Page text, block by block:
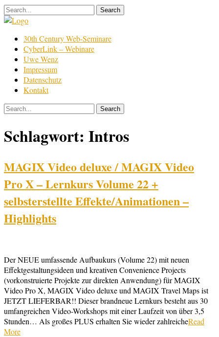
Skip
to
Film
Bearbeitung
30th Century Web-Seminare
CyberLink – Webinare
Uwe Wenz
Impressum
Datenschutz
Kontakt
Schlagwort: Intros
MAGIX Video deluxe / MAGIX Video
Pro X – Lernkurs Volume 22 +
selbsterstellte Effekte/Animationen –
Highlights
Der NEUE umfassende Aufbaukurs (Volume 22) mit neuen
Effektgestaltungsideen und kreativen Convenience Projects
(vorkonstruierte Projekte zur direkten Anwendung) für MAGIX
Video Pro X, MAGIX Video deluxe und MAGIX Travel Maps ist
JETZT LIEFERBAR!! Dieser brandneue Lernkurs besteht aus 30
umfangreichen Video-Workshops mit einer Laufzeit von über 3,5
Stunden… Als großes PLUS erhalten Sie wieder zahlreicheRead
More